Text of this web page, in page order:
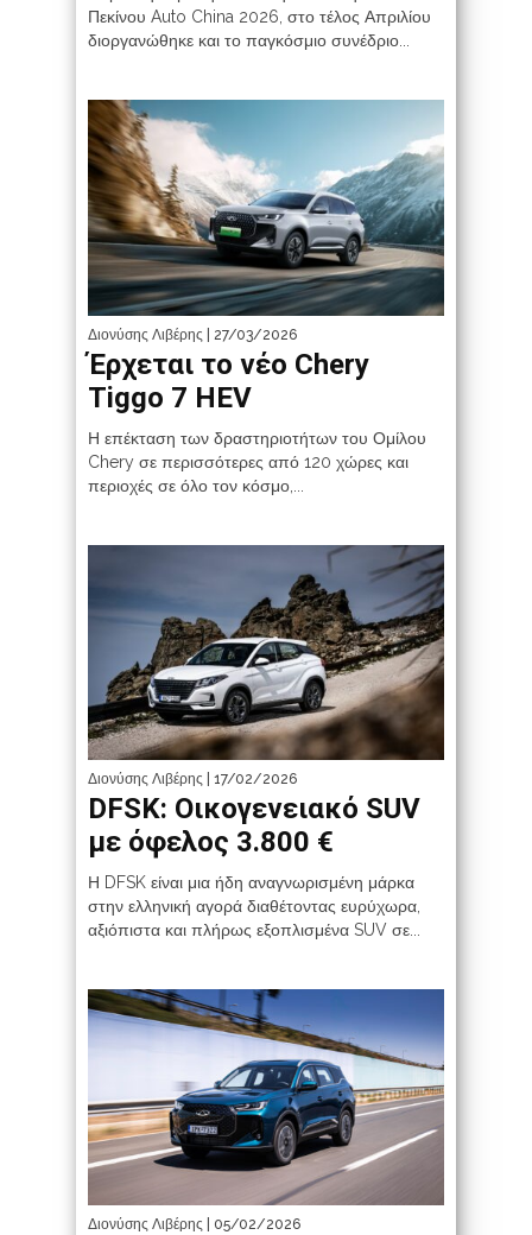
Πεκίνου Auto China 2026, στο τέλος Απριλίου
διοργανώθηκε και το παγκόσμιο συνέδριο...
Διονύσης Λιβέρης | 27/03/2026
Έρχεται το νέο Chery
Tiggo 7 HEV
Η επέκταση των δραστηριοτήτων του Ομίλου
Chery σε περισσότερες από 120 χώρες και
περιοχές σε όλο τον κόσμο,...
Διονύσης Λιβέρης | 17/02/2026
DFSK: Οικογενειακό SUV
με όφελος 3.800 €
Η DFSK είναι μια ήδη αναγνωρισμένη μάρκα
στην ελληνική αγορά διαθέτοντας ευρύχωρα,
αξιόπιστα και πλήρως εξοπλισμένα SUV σε...
Διονύσης Λιβέρης | 05/02/2026